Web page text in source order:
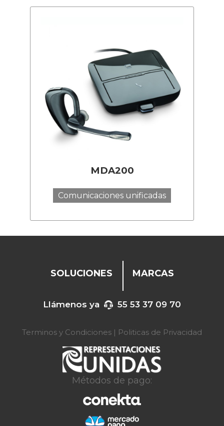
MDA200
Comunicaciones unificadas
SOLUCIONES MARCAS
Llámenos ya 55 53 37 09 70
Terminos y Condiciones | Politicas de Privacidad
Métodos de pago: